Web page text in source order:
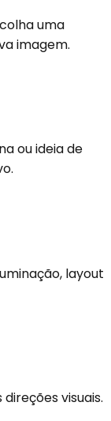
uma
imagem.
ou ideia de
layout
visuais.